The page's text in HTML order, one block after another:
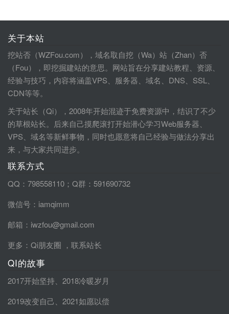
关于本站
挖站否（WZFou.com），域名取自挖（Wa）站（Zhan）否
（Fou），即挖掘建站的意思。网站旨在分享建站教程、资源、
经验与技巧，内容将涵盖VPS、服务器、域名、DNS、SSL、
CDN等等。
关于站长（Qi），2008年开始混迹于免费资源中，结识了不少
的草根站长。后来自己摸爬滚打开始潜心学习Web服务器、
VPS、域名等新鲜事物，同时也愿意将自己经验与做法分享出
来，与大家共同进步。
联系方式
QQ：798558110；Q群：591690732
微信号：iamqimm
邮箱：iwzfou@gmail.com
更多： Qi朋友圈 ， 联系站长
QI的故事
2017开始坚持
2018冷暖岁月
2019改变自己
2021如愿以偿